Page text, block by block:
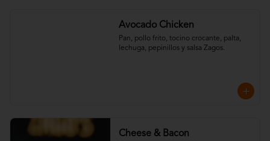
Avocado Chicken
Pan, pollo frito, tocino crocante, palta,
lechuga, pepinillos y salsa Zagos.
Cheese & Bacon